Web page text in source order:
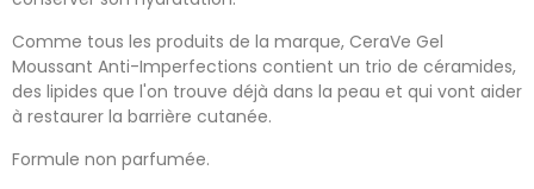
Comme tous les produits de la marque, CeraVe Gel
Moussant Anti-Imperfections contient un trio de céramides,
des lipides que l'on trouve déjà dans la peau et qui vont aider
à restaurer la barrière cutanée.
Formule non parfumée.